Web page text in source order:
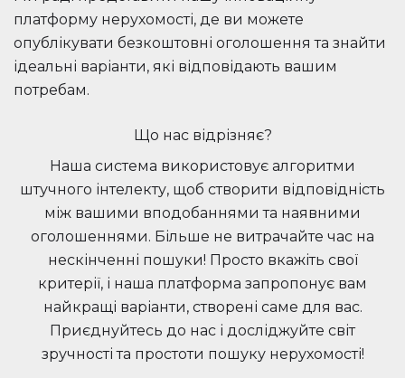
платформу нерухомості, де ви можете
опублікувати безкоштовні оголошення та знайти
ідеальні варіанти, які відповідають вашим
потребам.
Що нас відрізняє?
Наша система використовує алгоритми
штучного інтелекту, щоб створити відповідність
між вашими вподобаннями та наявними
оголошеннями. Більше не витрачайте час на
нескінченні пошуки! Просто вкажіть свої
критерії, і наша платформа запропонує вам
найкращі варіанти, створені саме для вас.
Приєднуйтесь до нас і досліджуйте світ
зручності та простоти пошуку нерухомості!